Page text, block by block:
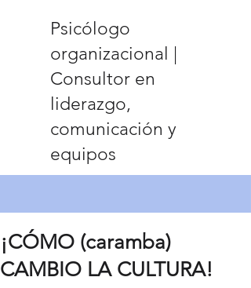
Psicólogo
organizacional |
Consultor en
liderazgo,
comunicación y
equipos
¡CÓMO (caramba)
CAMBIO LA CULTURA!